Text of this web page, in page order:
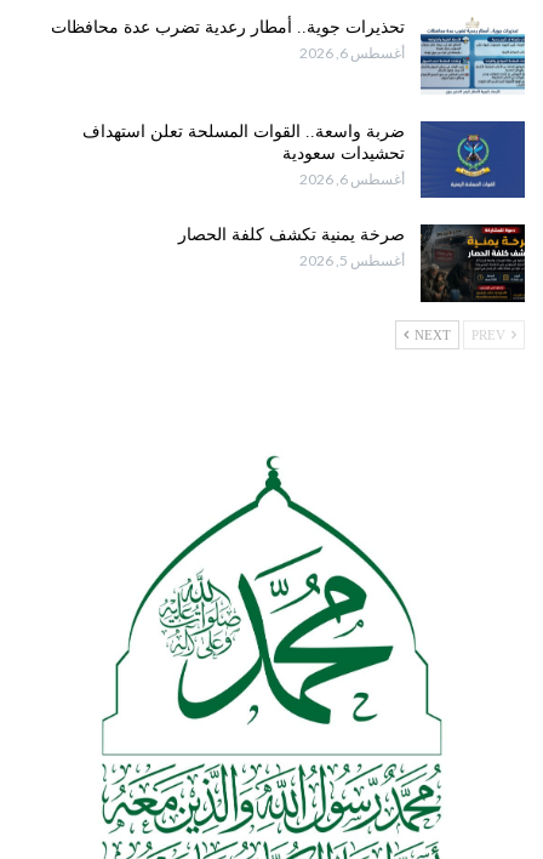
تحذيرات جوية.. أمطار رعدية تضرب عدة محافظات
أغسطس 6, 2026
ضربة واسعة.. القوات المسلحة تعلن استهداف
تحشيدات سعودية
أغسطس 6, 2026
صرخة يمنية تكشف كلفة الحصار
أغسطس 5, 2026
NEXT